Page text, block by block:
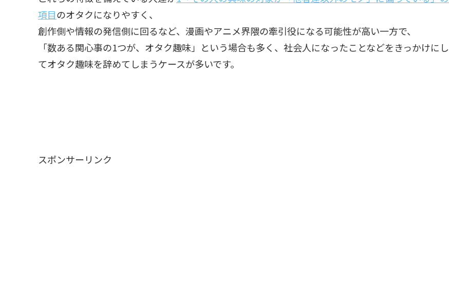
項目のオタクになりやすく、
創作側や情報の発信側に回るなど、漫画やアニメ界隈の牽引役になる可能性が高い一方で、
「数ある関心事の1つが、オタク趣味」という場合も多く、社会人になったことなどをきっかけにし
てオタク趣味を辞めてしまうケースが多いです。
スポンサーリンク